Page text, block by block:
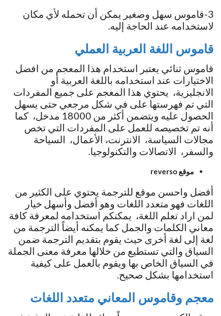
3-قاموس سهل وصغير يمكن أن تحمله لأي مكان
لاستخدامه عند الحاجة إليه.
قاموس اللغة العربية العملي
قاموس ثنائي يعتبر استخدام هذا المعجم من افضل
الاختيارات عند استخدامه باللغة العربية أو
الانجليزية، يحتوي هذا المعجم على جميع المفردات
التي تم فهرستها على في شكل مرجعي حتى يسهل
الحصول عليه ويتضمن أكثر من 18000 مدخل، كما
أنه تم تخصيصه للعمل على المفردات التي تخص
مجالات السياسة، الانترنت، الأعمال، السياحة
والسفر، الاتصالات والتكنولوجيا.
موقع reverso
أفضل واحسن موقع للترجمة يحتوي على الكثير من
اللغات فهو متعدد اللغات وهو أفضل وأسهل خيار
لمن اراد تعلم اللغة، يمكنكم استخدامه لمعرفة كافة
معاني الكلمات والجمل كما يمكنه أيضاً الترجمة من
لغة إلى لغة أخرى حيث يقوم بتقديم الترجمة ضمن
السياق والتي تستطيع من خلالها معرفة معنى الجملة
في السياق الخاص بها ويقوم بالعمل على كيفية
استخدامها بشكل صحيح.
معجم وقاموس المعاني متعدد اللغات